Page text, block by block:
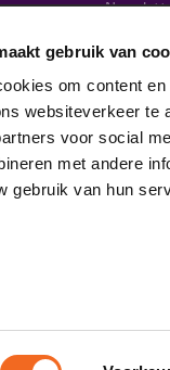
gebruik van
om content
websiteverkeer te
voor social
met andere
gebruik van hun
unseren
Folge uns auf